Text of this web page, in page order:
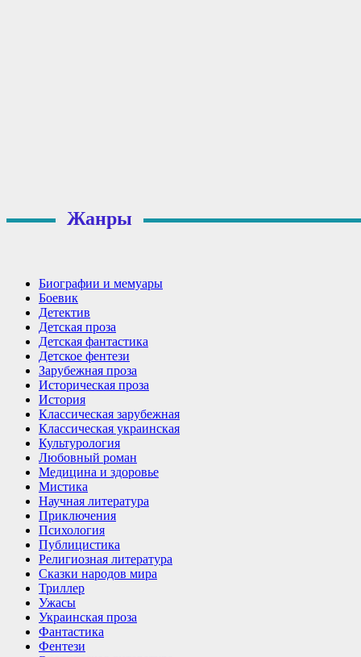
Жанры
Биографии и мемуары
Боевик
Детектив
Детская проза
Детская фантастика
Детское фентези
Зарубежная проза
Историческая проза
История
Классическая зарубежная
Классическая украинская
Культурология
Любовный роман
Медицина и здоровье
Мистика
Научная литература
Приключения
Психология
Публицистика
Религиозная литература
Сказки народов мира
Триллер
Ужасы
Украинская проза
Фантастика
Фентези